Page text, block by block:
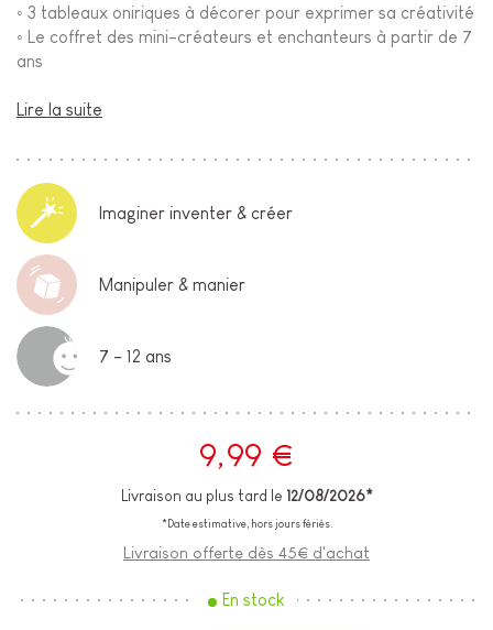
◦ 3 tableaux oniriques à décorer pour exprimer sa créativité
◦ Le coffret des mini-créateurs et enchanteurs à partir de 7
ans
Lire la suite
Imaginer inventer & créer
Manipuler & manier
7 - 12 ans
9,99 €
Livraison au plus tard le 12/08/2026*
*Date estimative, hors jours fériés.
Livraison offerte dès 45€ d'achat
En stock